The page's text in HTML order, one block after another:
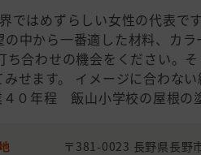
ではめずらしい女性の代表で
の中から一番適した材料、カ
ち合わせの機会をください。
みせます。 イメージに合わな
０年程 飯山小学校の屋根の
〒381-0023 長野県長野